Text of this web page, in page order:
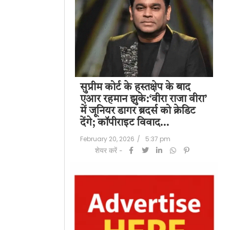
सुप्रीम कोर्ट के हस्तक्षेप के बाद
एआर रहमान झुके:‘वीरा राजा वीरा’
में जूनियर डागर ब्रदर्स को क्रेडिट
देंगे; कॉपीराइट विवाद…
February 20, 2026 /
5:37 pm
शेयर करें -